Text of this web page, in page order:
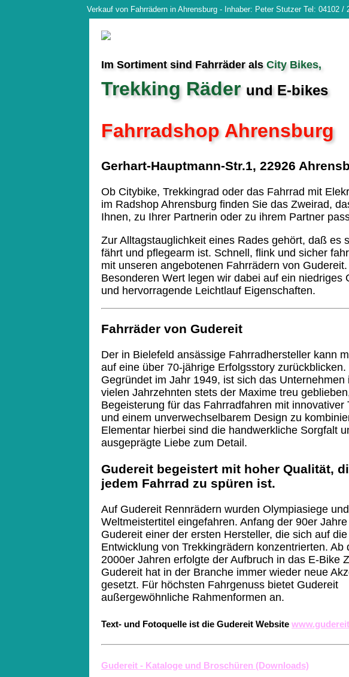
Verkauf von Fahrrädern in Ahrensburg - Inhaber: Peter Stutzer Tel: 04102
Im Sortiment sind Fahrräder als City Bikes,
Trekking Räder und E-bikes
Fahrradshop Ahrensburg
Gerhart-Hauptmann-Str.1, 22926
Ob Citybike, Trekkingrad oder das Fahrrad mit
im Radshop Ahrensburg finden Sie das Zweirad,
Ihnen, zu Ihrer Partnerin oder zu ihrem Partner
Zur Alltagstauglichkeit eines Rades gehört, daß es
fährt und pflegearm ist. Schnell, flink und sicher
mit unseren angebotenen Fahrrädern von Gudereit.
Besonderen Wert legen wir dabei auf ein niedriges
und hervorragende Leichtlauf Eigenschaften.
Fahrräder von Gudereit
Der in Bielefeld ansässige Fahrradhersteller kann
auf eine über 70-jährige Erfolgsstory zurückblicken.
Gegründet im Jahr 1949, ist sich das Unternehmen
vielen Jahrzehnten stets der Maxime treu
Begeisterung für das Fahrradfahren mit innovativer
und einem unverwechselbarem Design zu
Elementar hierbei sind die handwerkliche Sorgfalt
ausgeprägte Liebe zum Detail.
Gudereit begeistert mit hoher Qualität,
jedem Fahrrad zu spüren ist.
Auf Gudereit Rennrädern wurden Olympiasiege und
Weltmeistertitel eingefahren. Anfang der 90er
Gudereit einer der ersten Hersteller, die sich auf die
Entwicklung von Trekkingrädern konzentrierten. Ab
2000er Jahren erfolgte der Aufbruch in das E-Bike
Gudereit hat in der Branche immer wieder neue
gesetzt. Für höchsten Fahrgenuss bietet Gudereit
außergewöhnliche Rahmenformen an.
Text- und Fotoquelle ist die Gudereit Website
Gudereit - Kataloge und Broschüren (Downloads)